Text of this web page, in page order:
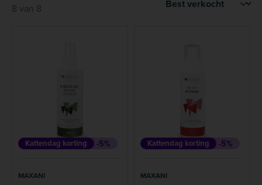
8 van 8
Kattendag korting -5%
MAXANI
Kattendag korting -5%
MAXANI